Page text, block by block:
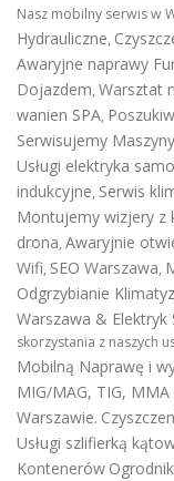
Nasz mobilny serwis w
Hydrauliczne,
Awaryjne naprawy
Dojazdem, Warsztat
wanien SPA,
Serwisujemy
Usługi elektryka
indukcyjne, Serwis
Montujemy wizjery z
drona, Awaryjnie
Wifi, SEO Warszawa,
Odgrzybianie
Warszawa &
skorzystania z naszych
Mobilną Naprawę i
MIG/MAG, TIG,
Warszawie.
Usługi szlifierką
Kontenerów